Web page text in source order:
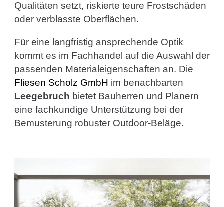
Qualitäten setzt, riskierte teure Frostschäden
oder verblasste Oberflächen.
Für eine langfristig ansprechende Optik
kommt es im Fachhandel auf die Auswahl der
passenden Materialeigenschaften an. Die
Fliesen Scholz GmbH im benachbarten
Leegebruch bietet Bauherren und Planern
eine fachkundige Unterstützung bei der
Bemusterung robuster Outdoor-Beläge.